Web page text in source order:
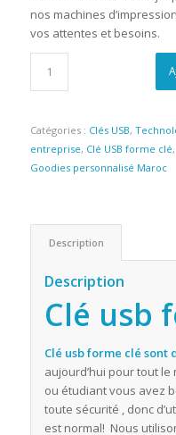
nos machines
vos attentes et besoins.
Catégories : Clés USB,
entreprise, Clé USB forme clé,
Goodies personnalisé Maroc
Description
Description
Clé usb
Clé usb forme clé sont
aujourd’hui pour tout
ou étudiant vous avez
toute sécurité , donc
est normal! Nous